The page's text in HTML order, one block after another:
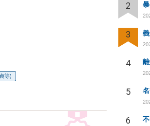
等)
2
3
4
5
6